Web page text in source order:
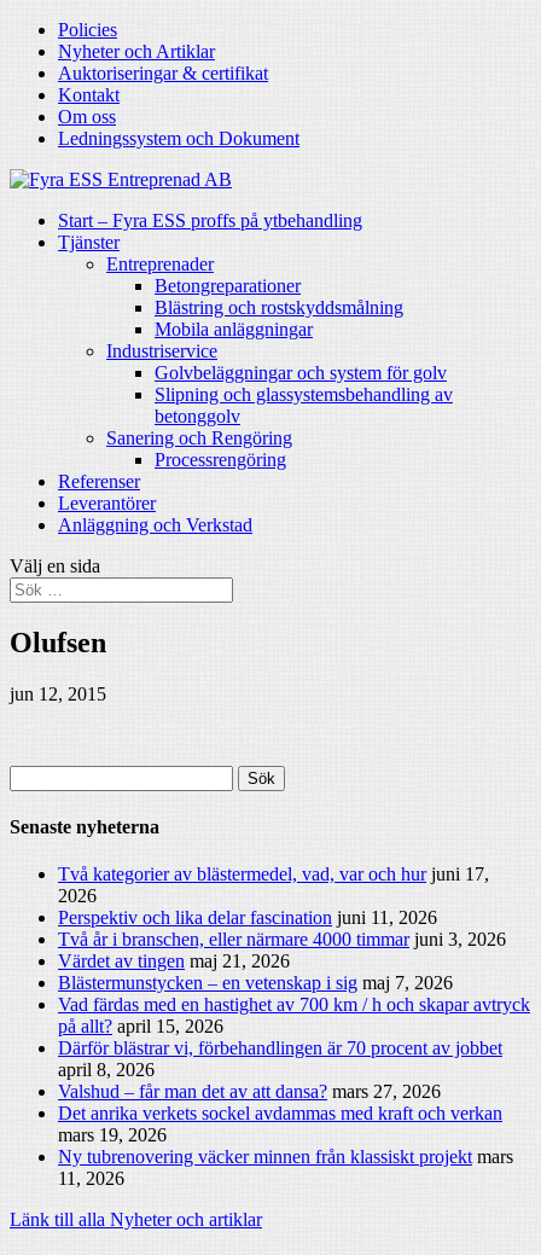
Policies
Nyheter och Artiklar
Auktoriseringar & certifikat
Kontakt
Om oss
Ledningssystem och Dokument
Start – Fyra ESS proffs på ytbehandling
Tjänster
Entreprenader
Betongreparationer
Blästring och rostskyddsmålning
Mobila anläggningar
Industriservice
Golvbeläggningar och system för golv
Slipning och glassystemsbehandling av
betonggolv
Sanering och Rengöring
Processrengöring
Referenser
Leverantörer
Anläggning och Verkstad
Välj en sida
Olufsen
jun 12, 2015
efter:
Senaste nyheterna
Två kategorier av blästermedel, vad, var och hur juni 17,
2026
Perspektiv och lika delar fascination juni 11, 2026
Två år i branschen, eller närmare 4000 timmar juni 3, 2026
Värdet av tingen maj 21, 2026
Blästermunstycken – en vetenskap i sig maj 7, 2026
Vad färdas med en hastighet av 700 km / h och skapar avtryck
på allt? april 15, 2026
Därför blästrar vi, förbehandlingen är 70 procent av jobbet
april 8, 2026
Valshud – får man det av att dansa? mars 27, 2026
Det anrika verkets sockel avdammas med kraft och verkan
mars 19, 2026
Ny tubrenovering väcker minnen från klassiskt projekt mars
11, 2026
Länk till alla Nyheter och artiklar